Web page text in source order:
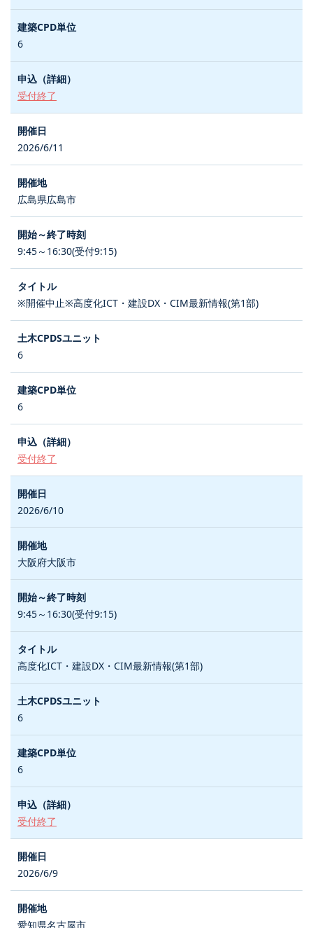
6
受付終了
2026/6/11
広島県広島市
9:45～16:30(受付9:15)
※開催中止※高度化ICT・建設DX・CIM最新情報(第1部)
6
6
受付終了
2026/6/10
大阪府大阪市
9:45～16:30(受付9:15)
高度化ICT・建設DX・CIM最新情報(第1部)
6
6
受付終了
2026/6/9
愛知県名古屋市